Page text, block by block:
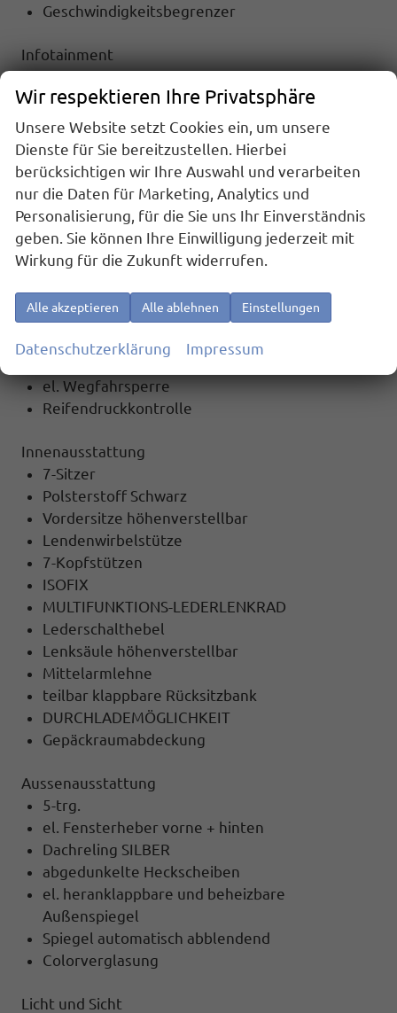
Geschwindigkeitsbegrenzer
Infotainment
NAVIGATIONSSYSTEM
RADIO Radio
TOUCHSCREEN
Radiobedienung am Lenkrad
MP3-Wiedergabe
DAB
USB-Anschluss
Bluetooth
6x Airbag
Notrufsystem
Alarmanlage
el. Wegfahrsperre
Reifendruckkontrolle
Innenausstattung
7-Sitzer
Polsterstoff Schwarz
Vordersitze höhenverstellbar
Lendenwirbelstütze
7-Kopfstützen
ISOFIX
MULTIFUNKTIONS-LEDERLENKRAD
Lederschalthebel
Lenksäule höhenverstellbar
Mittelarmlehne
teilbar klappbare Rücksitzbank
DURCHLADEMÖGLICHKEIT
Gepäckraumabdeckung
Aussenausstattung
5-trg.
el. Fensterheber vorne + hinten
Dachreling SILBER
abgedunkelte Heckscheiben
el. heranklappbare und beheizbare
Außenspiegel
Spiegel automatisch abblendend
Colorverglasung
Licht und Sicht
Wir respektieren Ihre Privatsphäre
Unsere Website setzt Cookies ein, um unsere
Dienste für Sie bereitzustellen. Hierbei
berücksichtigen wir Ihre Auswahl und verarbeiten
nur die Daten für Marketing, Analytics und
Personalisierung, für die Sie uns Ihr Einverständnis
geben. Sie können Ihre Einwilligung jederzeit mit
Wirkung für die Zukunft widerrufen.
Alle akzeptieren Alle ablehnen Einstellungen
Datenschutzerklärung Impressum